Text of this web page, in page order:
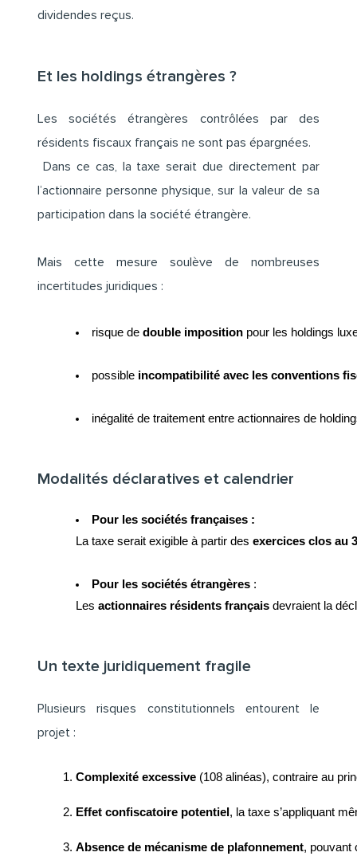
dividendes reçus.
Et les holdings étrangères ?
Les sociétés étrangères contrôlées par des
résidents fiscaux français ne sont pas épargnées.
Dans ce cas, la taxe serait due directement par
l’actionnaire personne physique, sur la valeur de sa
participation dans la société étrangère.
Mais cette mesure soulève de nombreuses
incertitudes juridiques :
risque de double imposition pour les holdings
possible incompatibilité avec les conventions
inégalité de traitement entre actionnaires de
Modalités déclaratives et calendrier
Pour les sociétés françaises :
La taxe serait exigible à partir des exercices clos au
Pour les sociétés étrangères :
Les actionnaires résidents français devraient la
Un texte juridiquement fragile
Plusieurs risques constitutionnels entourent le
projet :
Complexité excessive (108 alinéas), contraire au
Effet confiscatoire potentiel , la taxe s’appliquant
Absence de mécanisme de plafonnement, pouvant